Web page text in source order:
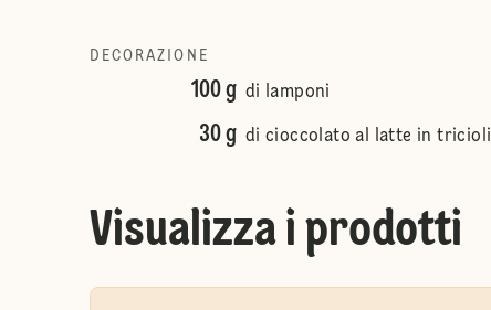
DECORAZIONE
100 g di lamponi
30 g di cioccolato al latte in tricioli
Visualizza i prodotti